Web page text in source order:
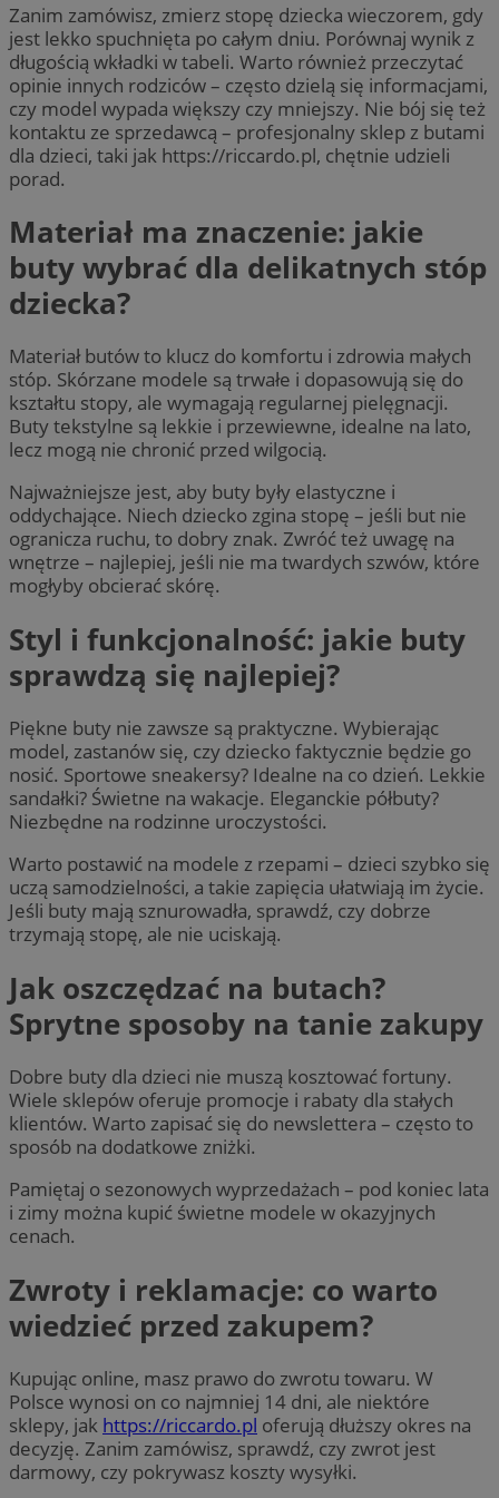
Zanim zamówisz, zmierz stopę dziecka wieczorem, gdy
jest lekko spuchnięta po całym dniu. Porównaj wynik z
długością wkładki w tabeli. Warto również przeczytać
opinie innych rodziców – często dzielą się informacjami,
czy model wypada większy czy mniejszy. Nie bój się też
kontaktu ze sprzedawcą – profesjonalny sklep z butami
dla dzieci, taki jak https://riccardo.pl, chętnie udzieli
porad.
Materiał ma znaczenie: jakie
buty wybrać dla delikatnych stóp
dziecka?
Materiał butów to klucz do komfortu i zdrowia małych
stóp. Skórzane modele są trwałe i dopasowują się do
kształtu stopy, ale wymagają regularnej pielęgnacji.
Buty tekstylne są lekkie i przewiewne, idealne na lato,
lecz mogą nie chronić przed wilgocią.
Najważniejsze jest, aby buty były elastyczne i
oddychające. Niech dziecko zgina stopę – jeśli but nie
ogranicza ruchu, to dobry znak. Zwróć też uwagę na
wnętrze – najlepiej, jeśli nie ma twardych szwów, które
mogłyby obcierać skórę.
Styl i funkcjonalność: jakie buty
sprawdzą się najlepiej?
Piękne buty nie zawsze są praktyczne. Wybierając
model, zastanów się, czy dziecko faktycznie będzie go
nosić. Sportowe sneakersy? Idealne na co dzień. Lekkie
sandałki? Świetne na wakacje. Eleganckie półbuty?
Niezbędne na rodzinne uroczystości.
Warto postawić na modele z rzepami – dzieci szybko się
uczą samodzielności, a takie zapięcia ułatwiają im życie.
Jeśli buty mają sznurowadła, sprawdź, czy dobrze
trzymają stopę, ale nie uciskają.
Jak oszczędzać na butach?
Sprytne sposoby na tanie zakupy
Dobre buty dla dzieci nie muszą kosztować fortuny.
Wiele sklepów oferuje promocje i rabaty dla stałych
klientów. Warto zapisać się do newslettera – często to
sposób na dodatkowe zniżki.
Pamiętaj o sezonowych wyprzedażach – pod koniec lata
i zimy można kupić świetne modele w okazyjnych
cenach.
Zwroty i reklamacje: co warto
wiedzieć przed zakupem?
Kupując online, masz prawo do zwrotu towaru. W
Polsce wynosi on co najmniej 14 dni, ale niektóre
sklepy, jak https://riccardo.pl oferują dłuższy okres na
decyzję. Zanim zamówisz, sprawdź, czy zwrot jest
darmowy, czy pokrywasz koszty wysyłki.